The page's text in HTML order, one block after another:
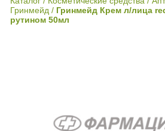
Гринмейд / Гринмейд Крем л/лица
рутином 50мл